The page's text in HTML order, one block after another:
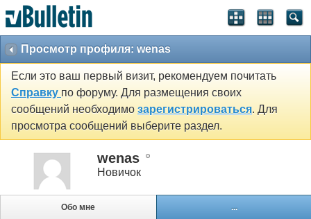
Просмотр профиля: wenas
Если это ваш первый визит, рекомендуем почитать
Справку по форуму. Для размещения своих
сообщений необходимо зарегистрироваться. Для
просмотра сообщений выберите раздел.
wenas
Новичок
Обо мне ...